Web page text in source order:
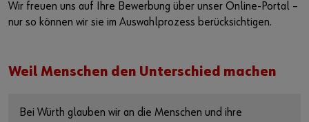
Wir freuen uns auf Ihre Bewerbung über unser Online-Portal –
nur so können wir sie im Auswahlprozess berücksichtigen.
Weil Menschen den Unterschied machen
Bei Würth glauben wir an die Menschen und ihre